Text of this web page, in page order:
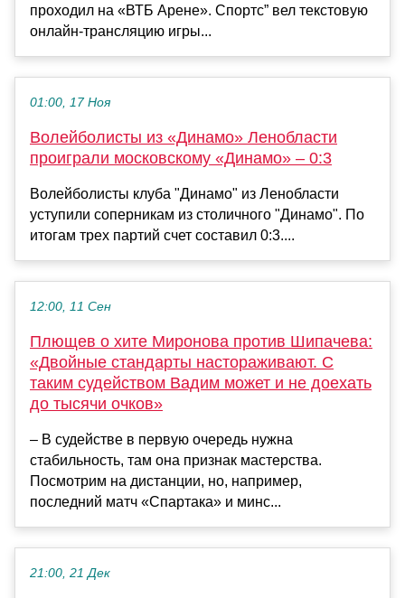
проходил на «ВТБ Арене». Спортс” вел текстовую
онлайн-трансляцию игры...
01:00, 17 Ноя
Волейболисты из «Динамо» Ленобласти
проиграли московскому «Динамо» – 0:3
Волейболисты клуба "Динамо" из Ленобласти
уступили соперникам из столичного "Динамо". По
итогам трех партий счет составил 0:3....
12:00, 11 Сен
Плющев о хите Миронова против Шипачева:
«Двойные стандарты настораживают. С
таким судейством Вадим может и не доехать
до тысячи очков»
– В судействе в первую очередь нужна
стабильность, там она признак мастерства.
Посмотрим на дистанции, но, например,
последний матч «Спартака» и минс...
21:00, 21 Дек